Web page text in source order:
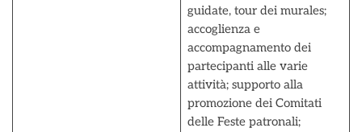
guidate, tour dei murales;
accoglienza e
accompagnamento dei
partecipanti alle varie
attività; supporto alla
promozione dei Comitati
delle Feste patronali;